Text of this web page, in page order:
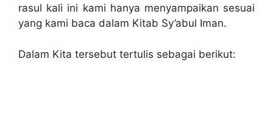
rasul kali ini kami hanya menyampaikan sesuai
yang kami baca dalam Kitab Sy’abul Iman.
Dalam Kita tersebut tertulis sebagai berikut: